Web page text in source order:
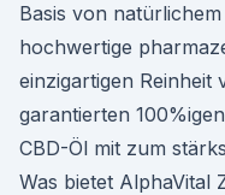
Basis von
hochwertige
einzigartigen
garantierten
CBD-Öl mit zum
Was bietet AlphaVital